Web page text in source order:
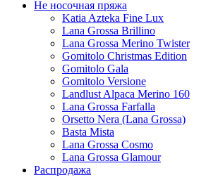
Не носочная пряжа
Katia Azteka Fine Lux
Lana Grossa Brillino
Lana Grossa Merino Twister
Gomitolo Christmas Edition
Gomitolo Gala
Gomitolo Versione
Landlust Alpaca Merino 160
Lana Grossa Farfalla
Orsetto Nera (Lana Grossa)
Basta Mista
Lana Grossa Cosmo
Lana Grossa Glamour
Распродажа